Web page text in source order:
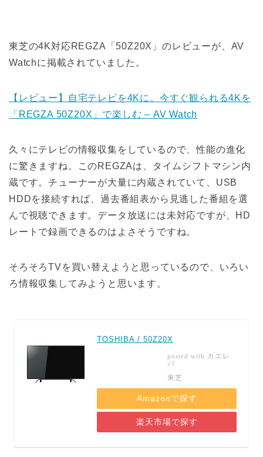
東芝の4K対応REGZA「50Z20X」のレビューが、AV
Watchに掲載されていました。
【レビュー】自宅テレビを4Kに。今すぐ観られる4Kを
「REGZA 50Z20X」で楽しむ – AV Watch
久々にテレビの情報収集をしているので、性能の進化
に驚きますね。このREGZAは、タイムシフトマシン内
蔵です。チューナーが大量に内蔵されていて、USB
HDDを接続すれば、過去番組表から見逃した番組を選
んで視聴できます。データ放送には未対応ですが、HD
レートで録画できるのはよさそうですね。
そろそろTVを買い替えようと思っているので、いろい
ろ情報収集してみようと思います。
TOSHIBA / 50Z20X
posted with カエレ
バ
東芝
Amazonで探す
楽天市場で探す